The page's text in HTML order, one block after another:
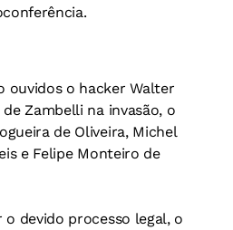
ouvidos o hackerWalter
Zambelli na invasão, o
de Oliveira, Michel
e Felipe Monteiro de
o devido processo legal, o